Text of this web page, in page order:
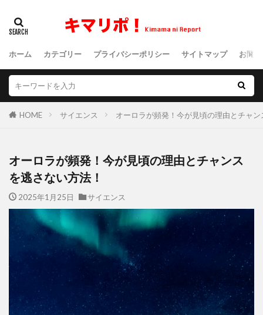
ホーム カテゴリー プライバシーポリシー サイトマップ お問
HOME サイエンス オーロラが頻発！今が見頃の理由とチャ
オーロラが頻発！今が見頃の理由とチャンス
を逃さない方法！
2025年1月25日 サイエンス